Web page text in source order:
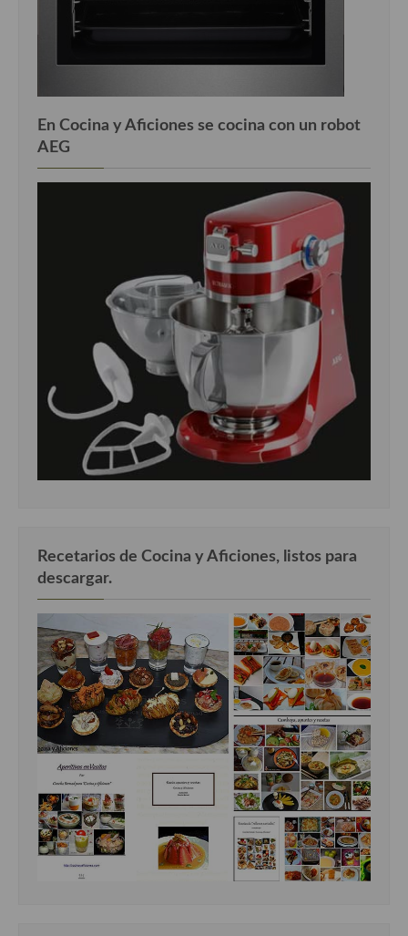
En Cocina y Aficiones se cocina con un robot
AEG
Recetarios de Cocina y Aficiones, listos para
descargar.